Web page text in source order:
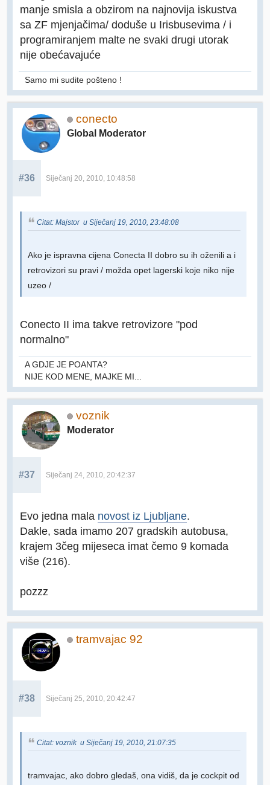
manje smisla a obzirom na najnovija iskustva
sa ZF mjenjačima/ doduše u Irisbusevima / i
programiranjem malte ne svaki drugi utorak
nije obećavajuće
Samo mi sudite pošteno !
conecto
Global Moderator
#36 Siječanj 20, 2010, 10:48:58
Citat: Majstor u Siječanj 19, 2010, 23:48:08
Ako je ispravna cijena Conecta II dobro su ih oženili a i
retrovizori su pravi / možda opet lagerski koje niko nije
uzeo /
Conecto II ima takve retrovizore "pod
normalno"
A GDJE JE POANTA?
NIJE KOD MENE, MAJKE MI...
voznik
Moderator
#37 Siječanj 24, 2010, 20:42:37
Evo jedna mala novost iz Ljubljane.
Dakle, sada imamo 207 gradskih autobusa,
krajem 3čeg mijeseca imat čemo 9 komada
više (216).
pozzz
tramvajac 92
#38 Siječanj 25, 2010, 20:42:47
Citat: voznik u Siječanj 19, 2010, 21:07:35
tramvajac, ako dobro gledaš, ona vidiš, da je cockpit od